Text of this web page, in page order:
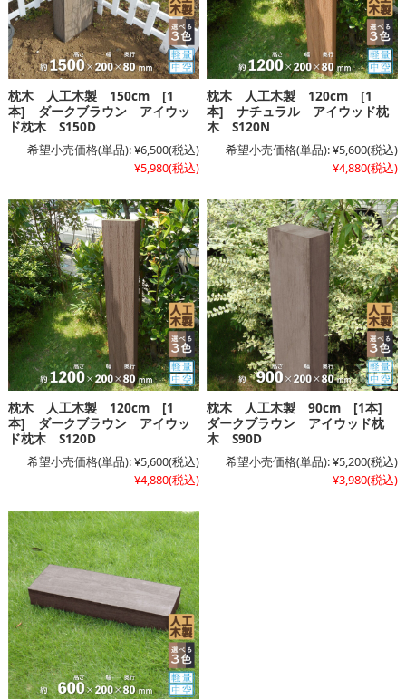
枕木 人工木製 150cm [1
本] ダークブラウン アイウッ
ド枕木 S150D
希望小売価格(単品):¥6,500(税込)
¥5,980(税込)
枕木 人工木製 120cm [1
本] ナチュラル アイウッド枕
木 S120N
希望小売価格(単品):¥5,600(税込)
¥4,880(税込)
枕木 人工木製 120cm [1
本] ダークブラウン アイウッ
ド枕木 S120D
希望小売価格(単品):¥5,600(税込)
¥4,880(税込)
枕木 人工木製 90cm [1本]
ダークブラウン アイウッド枕
木 S90D
希望小売価格(単品):¥5,200(税込)
¥3,980(税込)